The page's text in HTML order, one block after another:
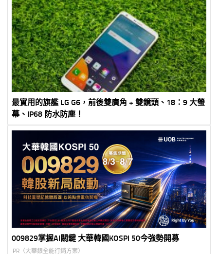
最實用的旗艦 LG G6，前後雙廣角 + 雙鏡頭、18：9 大螢
幕、IP68 防水防塵！
009829掌握AI關鍵 大華韓國KOSPI 50今強勢開募
PR（大華銀全能行銷方案）